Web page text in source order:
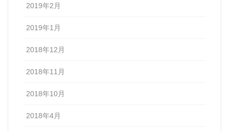
2019年2月
2019年1月
2018年12月
2018年11月
2018年10月
2018年4月